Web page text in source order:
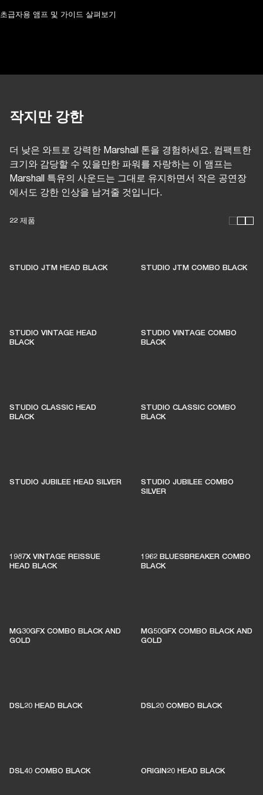
초급자용 앰프 및 가이드 살펴보기
작지만 강한
더 낮은 와트로 강력한 Marshall 톤을 경험하세요. 컴팩트한
크기와 감당할 수 있을만한 파워를 자랑하는 이 앰프는
Marshall 특유의 사운드는 그대로 유지하면서 작은 공연장
에서도 강한 인상을 남겨줄 것입니다.
22 제품
STUDIO JTM HEAD BLACK STUDIO JTM COMBO BLACK
을 이어간다
STUDIO VINTAGE HEAD
BLACK
STUDIO VINTAGE COMBO
BLACK
STUDIO CLASSIC HEAD
BLACK
STUDIO CLASSIC COMBO
BLACK
STUDIO JUBILEE HEAD SILVER
STUDIO JUBILEE COMBO
SILVER
1987X VINTAGE REISSUE
HEAD BLACK
1962 BLUESBREAKER COMBO
BLACK
MG30GFX COMBO BLACK AND
GOLD
MG50GFX COMBO BLACK AND
GOLD
DSL20 HEAD BLACK DSL20 COMBO BLACK
DSL40 COMBO BLACK ORIGIN20 HEAD BLACK